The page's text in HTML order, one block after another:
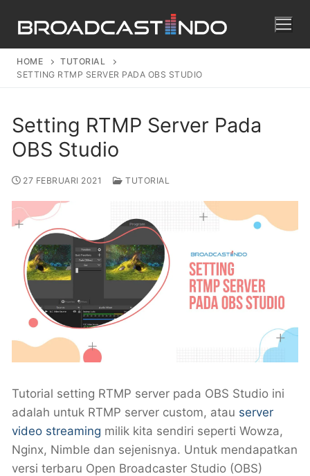
HOME
TUTORIAL
SETTING RTMP SERVER PADA OBS STUDIO
Setting RTMP Server Pada
OBS Studio
27 FEBRUARI 2021 TUTORIAL
Tutorial setting RTMP server pada OBS Studio ini
adalah untuk RTMP server custom, atau server
video streaming milik kita sendiri seperti Wowza,
Nginx, Nimble dan sejenisnya. Untuk mendapatkan
versi terbaru Open Broadcaster Studio (OBS)